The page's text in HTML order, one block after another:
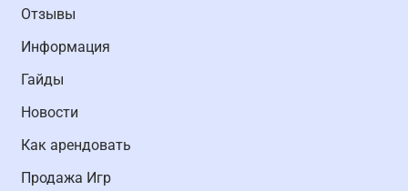
Отзывы
Информация
Гайды
Новости
Как арендовать
Продажа Игр